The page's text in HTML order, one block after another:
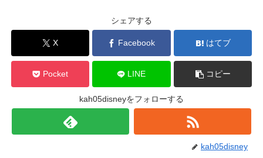
シェアする
X Facebook はてブ
Pocket LINE コピー
kah05disneyをフォローする
kah05disney